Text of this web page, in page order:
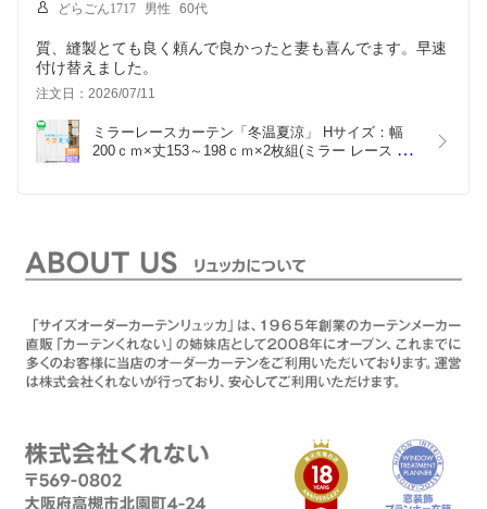
どらごん1717 男性 60代
質、縫製とても良く頼んで良かったと妻も喜んでます。早速
付け替えました。
注文日：2026/07/11
ミラーレースカーテン「冬温夏涼」 Hサイズ：幅
200ｃｍ×丈153～198ｃｍ×2枚組(ミラー レース カ